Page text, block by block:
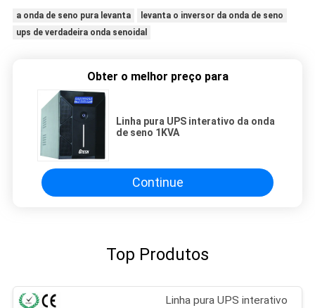
a onda de seno pura levanta
levanta o inversor da onda de seno
ups de verdadeira onda senoidal
Obter o melhor preço para
Linha pura UPS interativo da onda
de seno 1KVA
Continue
Top Produtos
Linha pura UPS interativo